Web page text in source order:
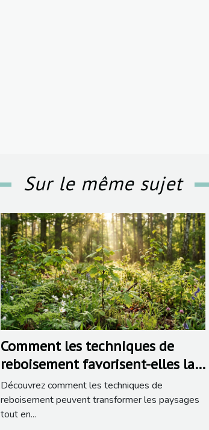
Sur le même sujet
Comment les techniques de
reboisement favorisent-elles la
biodiversité?
Découvrez comment les techniques de
reboisement peuvent transformer les paysages
tout en...